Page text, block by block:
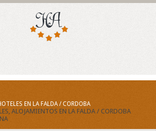
EN LA FALDA / CORDOBA
ALOJAMIENTOS EN LA FALDA / CORDOBA